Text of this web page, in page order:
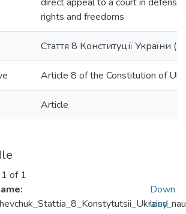
rights and freedoms
Стаття 8 Конституції України
Article 8 of the Constitution of
Article
of 1
Down
load